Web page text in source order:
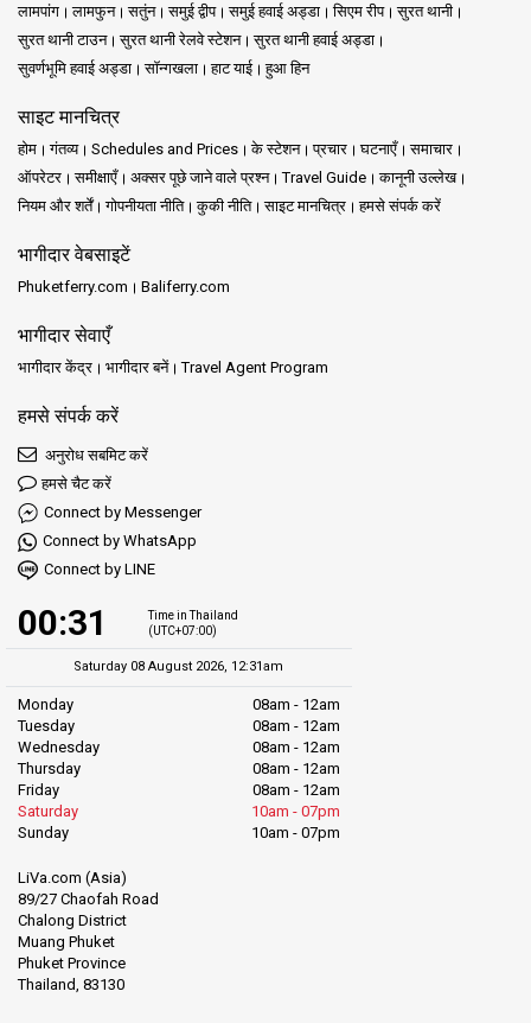
लामपांग
लामफुन सतुंन समुई द्वीप समुई हवाई अड्डा सिएम रीप
सुरत थानी
सुरत थानी टाउन
सुरत थानी रेलवे स्टेशन
सुरत थानी हवाई अड्डा
सुवर्णभूमि हवाई अड्डा
सॉन्गखला हाट याई हुआ हिन
साइट मानचित्र
होम गंतव्य Schedules and Prices के स्टेशन प्रचार घटनाएँ
समाचार
ऑपरेटर
समीक्षाएँ अक्सर पूछे जाने वाले प्रश्न Travel Guide
कानूनी उल्लेख
नियम और शर्तें
गोपनीयता नीति कुकी नीति साइट मानचित्र हमसे संपर्क करें
भागीदार वेबसाइटें
Phuketferry.com Baliferry.com
भागीदार सेवाएँ
भागीदार केंद्र भागीदार बनें Travel Agent Program
हमसे संपर्क करें
अनुरोध सबमिट करें
हमसे चैट करें
Connect by Messenger
Connect by WhatsApp
Connect by LINE
00:31
Time in Thailand
(UTC+07:00)
Saturday 08 August 2026, 12:31am
Monday
08am - 12am
Tuesday
08am - 12am
Wednesday
08am - 12am
Thursday
08am - 12am
Friday
08am - 12am
Saturday
10am - 07pm
Sunday
10am - 07pm
LiVa.com (Asia)
89/27 Chaofah Road
Chalong District
Muang Phuket
Phuket Province
Thailand, 83130